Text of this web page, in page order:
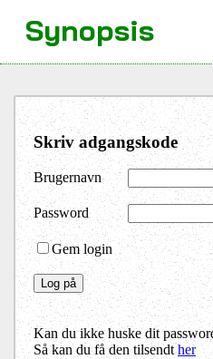
Skriv adgangskode
Brugernavn
Password
Gem login
Kan du ikke huske dit
Så kan du få den tilsendther
Synopsis